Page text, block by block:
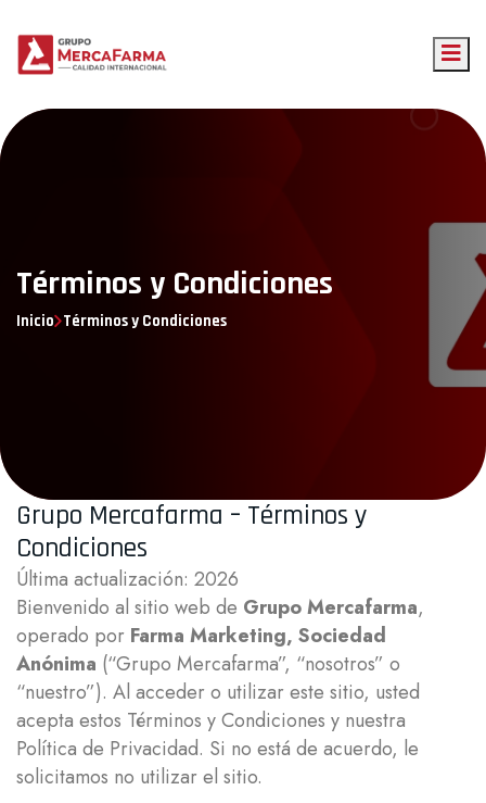
Términos y Condiciones
Inicio Términos y Condiciones
Grupo Mercafarma – Términos y
Condiciones
Última actualización: 2026
Bienvenido al sitio web de Grupo Mercafarma,
operado por Farma Marketing, Sociedad
Anónima (“Grupo Mercafarma”, “nosotros” o
“nuestro”). Al acceder o utilizar este sitio, usted
acepta estos Términos y Condiciones y nuestra
Política de Privacidad. Si no está de acuerdo, le
solicitamos no utilizar el sitio.